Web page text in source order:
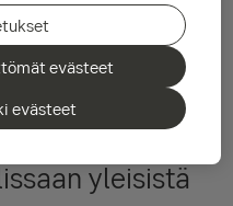
tullut
suhteen, että
sijaan se on
yleisistä
evästeet
evästeet